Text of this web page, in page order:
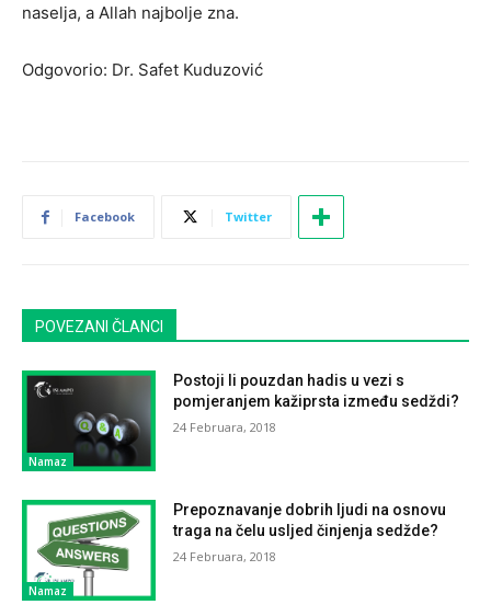
naselja, a Allah najbolje zna.
Odgovorio: Dr. Safet Kuduzović
Facebook Twitter
POVEZANI ČLANCI
Namaz
Postoji li pouzdan hadis u vezi s
pomjeranjem kažiprsta između sedždi?
24 Februara, 2018
Namaz
Prepoznavanje dobrih ljudi na osnovu
traga na čelu usljed činjenja sedžde?
24 Februara, 2018